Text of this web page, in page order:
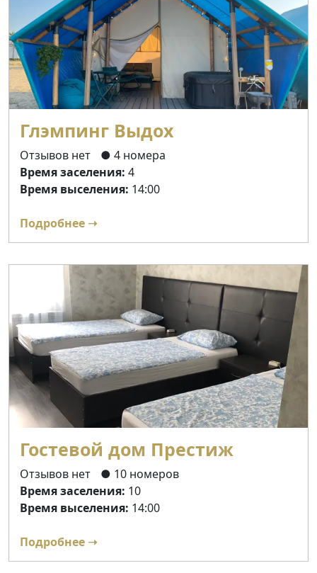
Глэмпинг Выдох
Отзывов нет
● 4 номера
Время заселения: 4
Время выселения: 14:00
Подробнее ➝
Гостевой дом Престиж
Отзывов нет
● 10 номеров
Время заселения: 10
Время выселения: 14:00
Подробнее ➝